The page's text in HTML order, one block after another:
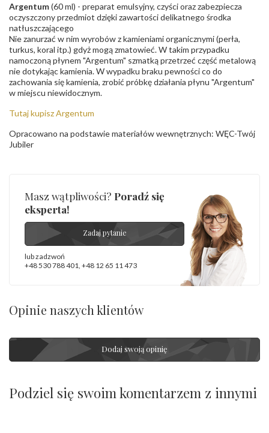
Argentum(60 ml) - preparat emulsyjny, czyści oraz zabezpiecza
oczyszczony przedmiot dzięki zawartości delikatnego środka
natłuszczającego
Nie zanurzać w nim wyrobów z kamieniami organicznymi (perła,
turkus, koral itp.) gdyż mogą zmatowieć. W takim przypadku
namoczoną płynem "Argentum" szmatką przetrzeć część metalową
nie dotykając kamienia. W wypadku braku pewności co do
zachowania się kamienia, zrobić próbkę działania płynu "Argentum"
w miejscu niewidocznym.
Tutaj kupisz Argentum
Opracowano na podstawie materiałów wewnętrznych: WĘC-Twój
Jubiler
Masz wątpliwości? Poradź się
eksperta!
Zadaj pytanie
lub zadzwoń
+48 530 788 401 +48 12 65 11 473
Opinie naszych klientów
Dodaj swoją opinię
Podziel się swoim komentarzem z innymi